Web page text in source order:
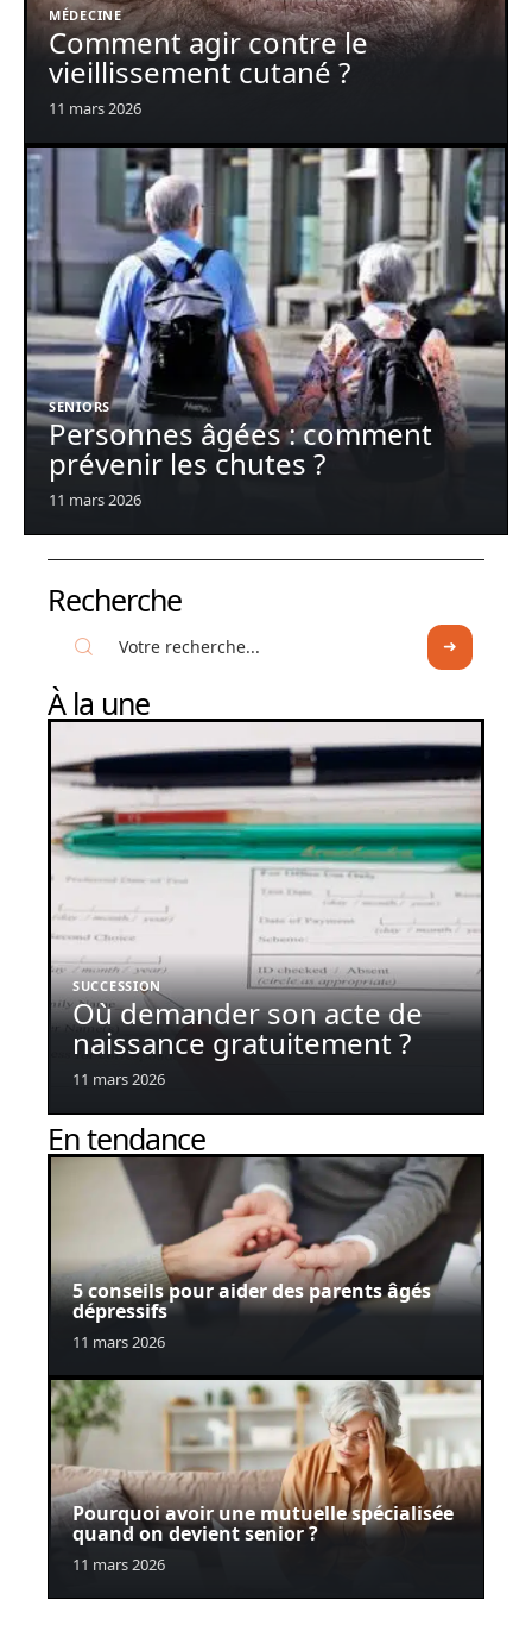
MÉDECINE
Comment agir contre le
vieillissement cutané ?
11 mars 2026
SENIORS
Personnes âgées : comment
prévenir les chutes ?
11 mars 2026
Recherche
À la une
SUCCESSION
Où demander son acte de
naissance gratuitement ?
11 mars 2026
En tendance
5 conseils pour aider des parents âgés
dépressifs
11 mars 2026
Pourquoi avoir une mutuelle spécialisée
quand on devient senior ?
11 mars 2026